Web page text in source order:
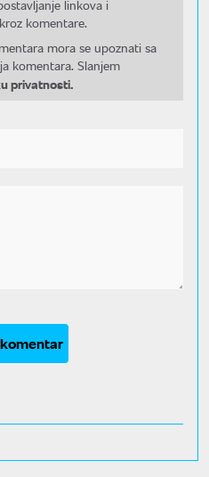
linkova i
komentare.
mora se upoznati sa
komentara. Slanjem
privatnosti.